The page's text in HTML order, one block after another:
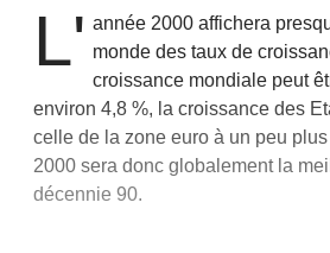
L' année 2000 affichera
monde des taux de
croissance mondiale peut
environ 4,8 %, la croissance des
celle de la zone euro à un peu
2000 sera donc globalement la
décennie 90.